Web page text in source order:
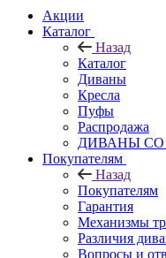
Акции
Каталог
Назад
Каталог
Диваны
Кресла
Пуфы
Распродажа
ДИВАНЫ СО
Покупателям
Назад
Покупателям
Гарантия
Механизмы
Различия
Вопросы и